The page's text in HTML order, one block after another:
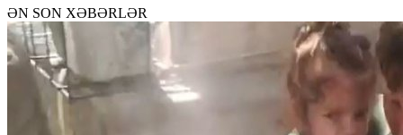
ƏN SON XƏBƏRLƏR